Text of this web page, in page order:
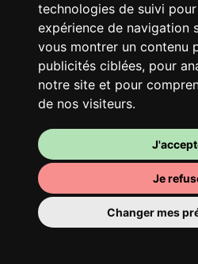
technologies de suivi
expérience de navigation
vous montrer un contenu
publicités ciblées, pour
notre site et pour
de nos visiteurs.
Je
Changer mes